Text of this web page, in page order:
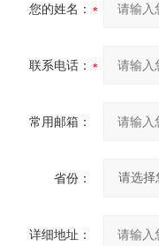
您的姓名：
联系电话：
常用邮箱：
省份：
详细地址：